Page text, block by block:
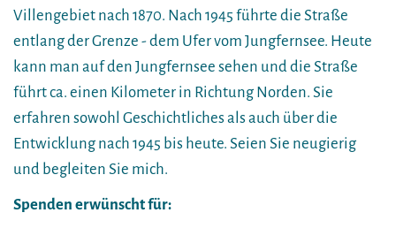
Villengebiet nach 1870. Nach 1945 führte die Straße
entlang der Grenze - dem Ufer vom Jungfernsee. Heute
kann man auf den Jungfernsee sehen und die Straße
führt ca. einen Kilometer in Richtung Norden. Sie
erfahren sowohl Geschichtliches als auch über die
Entwicklung nach 1945 bis heute. Seien Sie neugierig
und begleiten Sie mich.
Spenden erwünscht für: